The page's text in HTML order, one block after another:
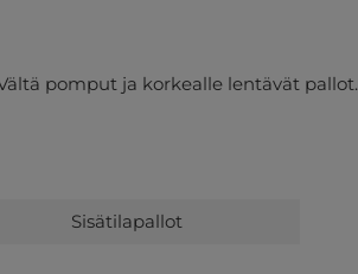
pomput ja korkealle lentävät pallot.
Sisätilapallot